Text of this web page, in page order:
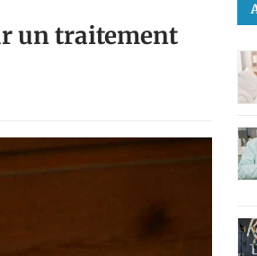
un traitement